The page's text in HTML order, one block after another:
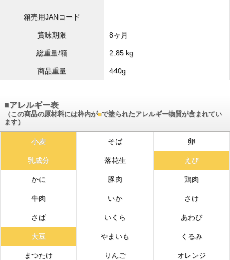
箱売用JANコード
賞味期限 8ヶ月
総重量/箱 2.85 kg
商品重量 440g
■アレルギー表
（この商品の原材料には枠内が■で塗られたアレルギー物質が含まれてい
ます）
小麦 そば 卵
乳成分 落花生 えび
かに 豚肉 鶏肉
牛肉 いか さけ
さば いくら あわび
大豆 やまいも くるみ
まつたけ りんご オレンジ